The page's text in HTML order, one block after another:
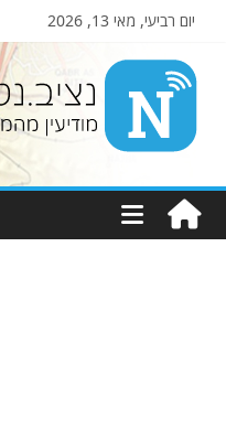
יום רביעי, מאי 13, 2026
Nziv.net
מודיעין
מהמקורות